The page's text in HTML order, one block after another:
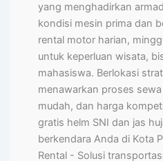
yang menghadirkan
kondisi mesin prima dan
rental motor harian,
untuk keperluan wisata,
mahasiswa. Berlokasi
menawarkan proses
mudah, dan harga
gratis helm SNI dan jas
berkendara Anda di Kota
Rental - Solusi